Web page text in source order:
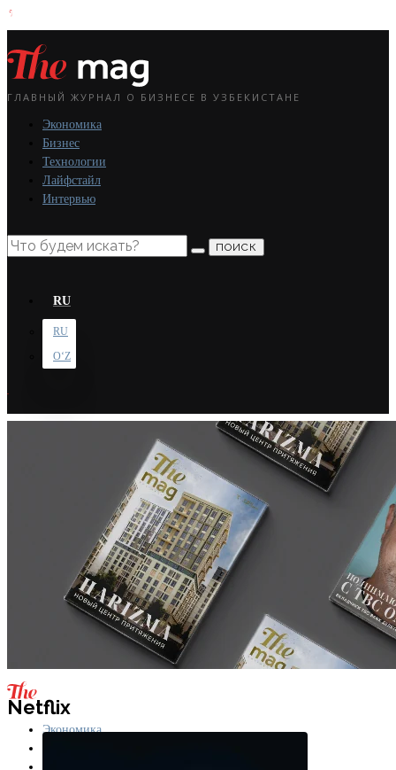
ГЛАВНЫЙ ЖУРНАЛ О БИЗНЕСЕ В УЗБЕКИСТАНЕ
Экономика
Бизнес
Технологии
Лайфстайл
Интервью
ПОИСК
RU
RU
OʻZ
Экономика
Netflix